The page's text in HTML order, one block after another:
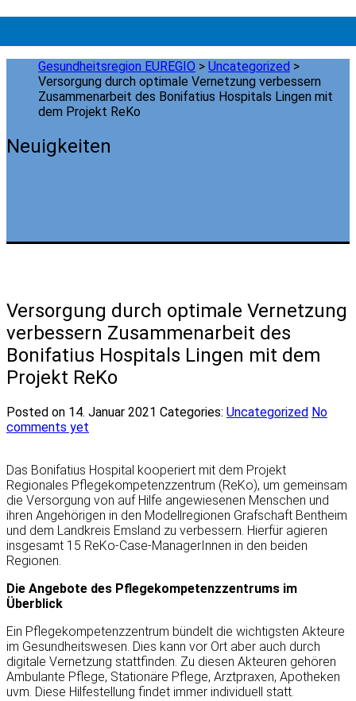
Gesundheitsregion EUREGIO > Uncategorized >
Versorgung durch optimale Vernetzung verbessern
Zusammenarbeit des Bonifatius Hospitals Lingen mit
dem Projekt ReKo
Neuigkeiten
Versorgung durch optimale Vernetzung
verbessern Zusammenarbeit des
Bonifatius Hospitals Lingen mit dem
Projekt ReKo
Posted on 14. Januar 2021 Categories: Uncategorized No
comments yet
Das Bonifatius Hospital kooperiert mit dem Projekt
Regionales Pflegekompetenzzentrum (ReKo), um gemeinsam
die Versorgung von auf Hilfe angewiesenen Menschen und
ihren Angehörigen in den Modellregionen Grafschaft Bentheim
und dem Landkreis Emsland zu verbessern. Hierfür agieren
insgesamt 15 ReKo-Case-ManagerInnen in den beiden
Regionen.
Die Angebote des Pflegekompetenzzentrums im
Überblick
Ein Pflegekompetenzzentrum bündelt die wichtigsten Akteure
im Gesundheitswesen. Dies kann vor Ort aber auch durch
digitale Vernetzung stattfinden. Zu diesen Akteuren gehören
Ambulante Pflege, Stationäre Pflege, Arztpraxen, Apotheken
uvm. Diese Hilfestellung findet immer individuell statt.